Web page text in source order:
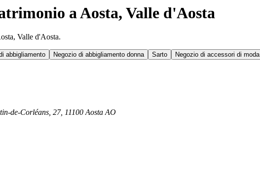
a Aosta, Valle d'Aosta
Valle d'Aosta.
abbigliamento Negozio di abbigliamento donna Sarto Negozio di accessori di moda
de-Corléans, 27, 11100 Aosta AO